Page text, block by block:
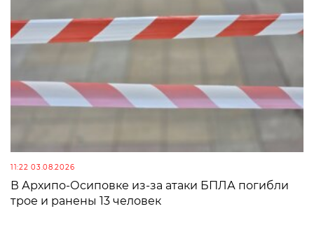
11:22 03.08.2026
В Архипо-Осиповке из-за атаки БПЛА погибли
трое и ранены 13 человек